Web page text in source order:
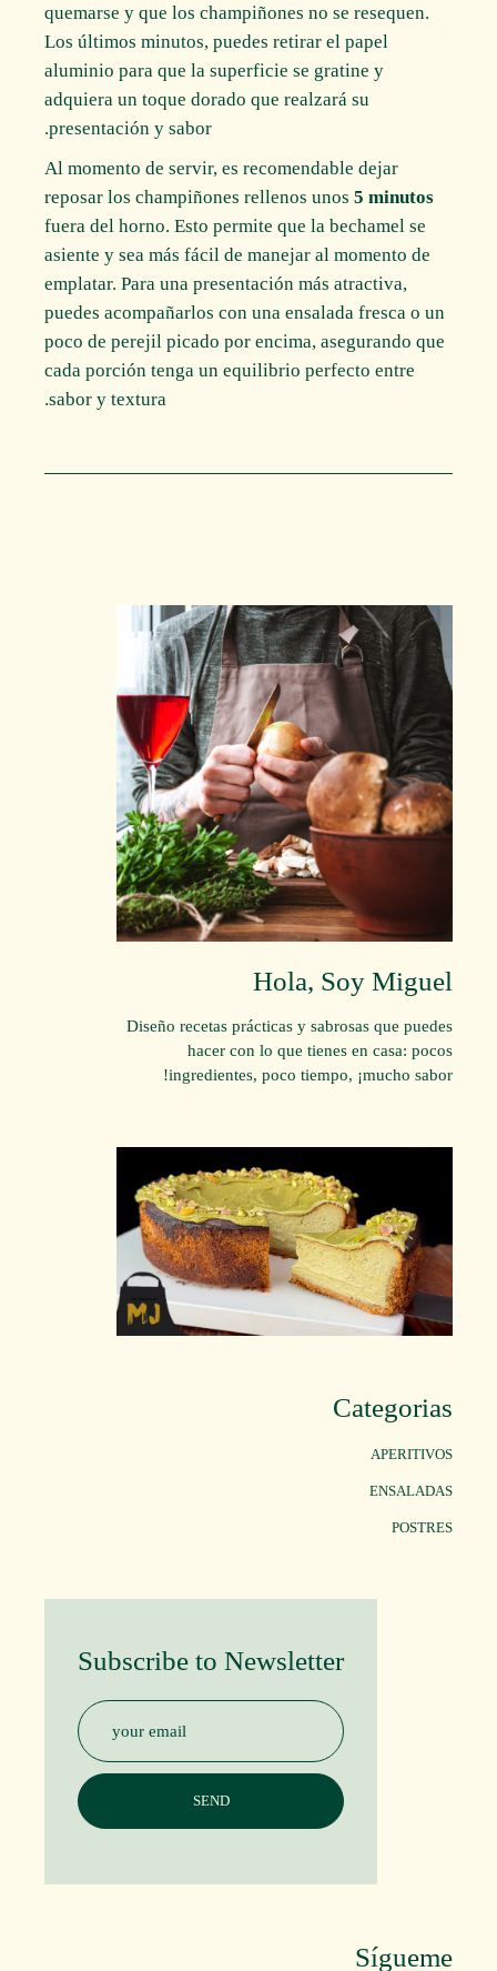
quemarse y que los champiñones no se resequen.
Los últimos minutos, puedes retirar el papel
aluminio para que la superficie se gratine y
adquiera un toque dorado que realzará su
presentación y sabor.
Al momento de servir, es recomendable dejar
reposar los champiñones rellenos unos5 minutos
fuera del horno. Esto permite que la bechamel se
asiente y sea más fácil de manejar al momento de
emplatar. Para una presentación más atractiva,
puedes acompañarlos con una ensalada fresca o un
poco de perejil picado por encima, asegurando que
cada porción tenga un equilibrio perfecto entre
sabor y textura.
Hola, Soy Miguel
Diseño recetas prácticas y sabrosas que puedes
hacer con lo que tienes en casa: pocos
ingredientes, poco tiempo, ¡mucho sabor!
Categorias
APERITIVOS
ENSALADAS
POSTRES
Subscribe to Newsletter
Sígueme